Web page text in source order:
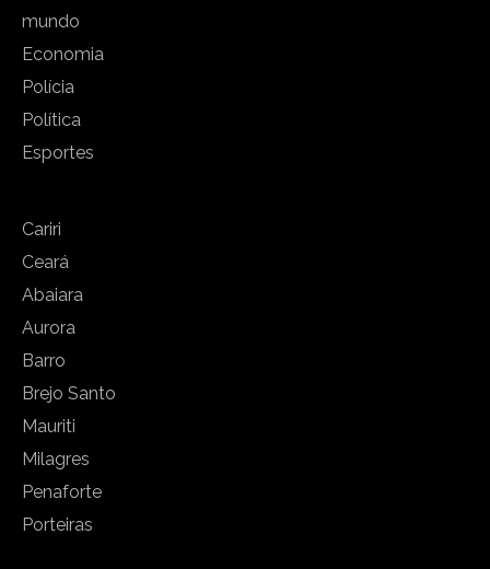
mundo
Economia
Polícia
Política
Esportes
Cariri
Ceará
Abaiara
Aurora
Barro
Brejo Santo
Mauriti
Milagres
Penaforte
Porteiras